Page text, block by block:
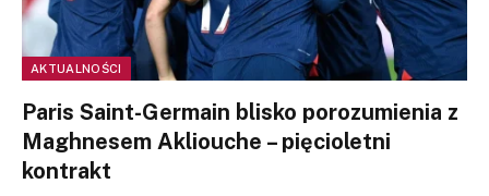
AKTUALNOŚCI
Paris Saint-Germain blisko porozumienia z
Maghnesem Akliouche – pięcioletni
kontrakt